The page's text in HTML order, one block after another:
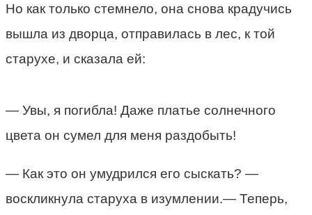
Но как только стемнело, она снова крадучись
вышла из дворца, отправилась в лес, к той
старухе, и сказала ей:
— Увы, я погибла! Даже платье солнечного
цвета он сумел для меня раздобыть!
— Как это он умудрился его сыскать? —
воскликнула старуха в изумлении.— Теперь,